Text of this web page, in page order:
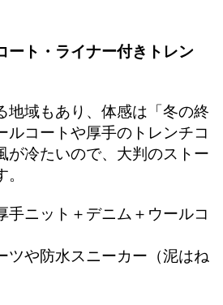
ート・ライナー付きトレン
地域もあり、体感は「冬の終
ルコートや厚手のトレンチコ
が冷たいので、大判のストー
手ニット＋デニム＋ウールコ
ツや防水スニーカー（泥はね